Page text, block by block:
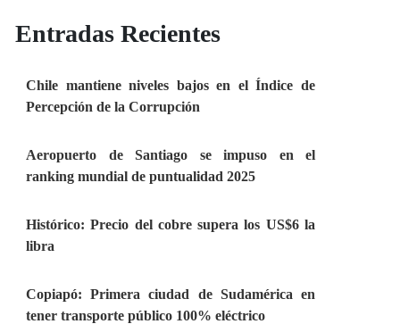
Entradas Recientes
Chile mantiene niveles bajos en el Índice de
Percepción de la Corrupción
Aeropuerto de Santiago se impuso en el
ranking mundial de puntualidad 2025
Histórico: Precio del cobre supera los US$6 la
libra
Copiapó: Primera ciudad de Sudamérica en
tener transporte público 100% eléctrico